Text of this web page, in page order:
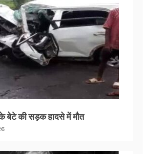
बेटे की सड़क हादसे में मौत